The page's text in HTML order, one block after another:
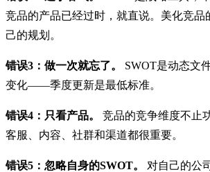
竞品的产品已经过时，就直说。美化竞品
己的规划。
错误3：做一次就忘了。
SWOT是动态文
变化——季度更新是最低标准。
错误4：只看产品。
竞品的竞争维度不止
客服、内容、社群和渠道都很重要。
错误5：忽略自身的SWOT。
对自己的公